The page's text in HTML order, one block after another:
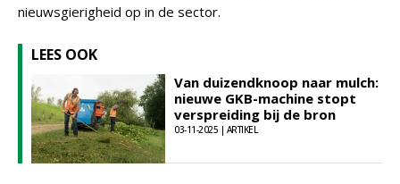
nieuwsgierigheid op in de sector.
LEES OOK
Van duizendknoop naar mulch:
nieuwe GKB-machine stopt
verspreiding bij de bron
03-11-2025 | ARTIKEL